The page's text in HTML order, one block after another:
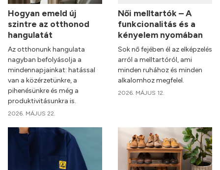
Hogyan emeld új
szintre az otthonod
hangulatát
Az otthonunk hangulata
nagyban befolyásolja a
mindennapjainkat: hatással
van a közérzetünkre, a
pihenésünkre és még a
produktivitásunkra is.
2026. MÁJUS 22.
Női melltartók – A
funkcionalitás és a
kényelem nyomában
Sok nő fejében él az elképzelés
arról a melltartóról, ami
minden ruhához és minden
alkalomhoz megfelel.
2026. MÁJUS 12.